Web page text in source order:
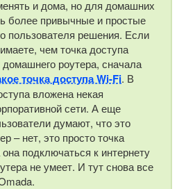
и дома, но для домашних
более привычные и простые
пользователя решения. Если
чем точка доступа
домашнего роутера, сначала
точка доступа Wi-Fi. В
вложена некая
сети. А еще
думают, что это
– нет, это просто точка
подключаться к интернету
не умеет. И тут снова все